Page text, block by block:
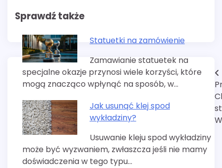
Sprawdź także
Statuetki na zamówienie
Zamawianie statuetek na
specjalne okazje przynosi wiele korzyści, które
mogą znacząco wpłynąć na sposób, w…
Jak usunąć klej spod
wykładziny?
Usuwanie kleju spod wykładziny
może być wyzwaniem, zwłaszcza jeśli nie mamy
doświadczenia w tego typu…
Nawigacja
wpisu